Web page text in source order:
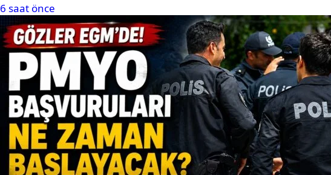
6 saat önce